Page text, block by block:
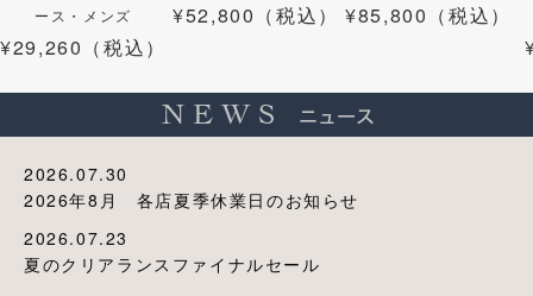
ース・メンズ
¥29,260（税込）
¥52,800（税込） ¥85,800（税込）
2026.07.30
2026年8月 各店夏季休業日のお知らせ
2026.07.23
夏のクリアランスファイナルセール